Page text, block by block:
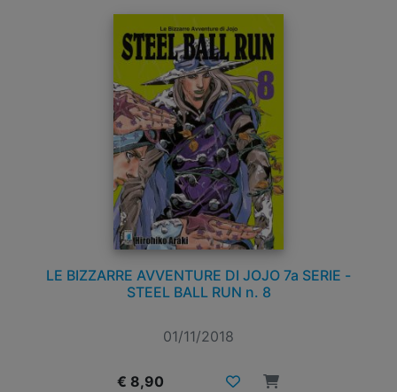
LE BIZZARRE AVVENTURE DI JOJO 7a SERIE -
STEEL BALL RUN n. 8
01/11/2018
€ 8,90